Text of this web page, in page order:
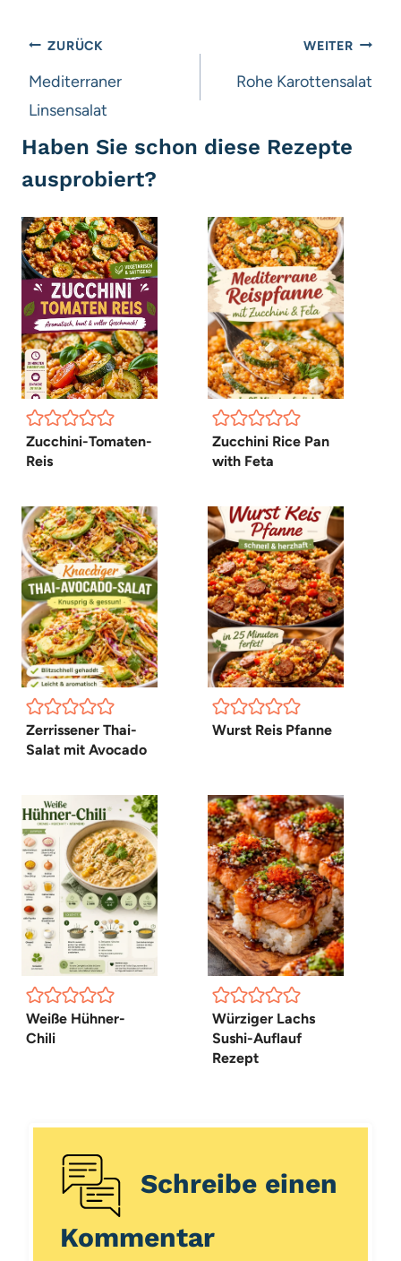
Beitragsnavigation
ZURÜCK
Mediterraner
Linsensalat
WEITER
Rohe Karottensalat
Haben Sie schon diese Rezepte
ausprobiert?
Zucchini-Tomaten-
Reis
Zucchini Rice Pan
with Feta
Zerrissener Thai-
Salat mit Avocado
Wurst Reis Pfanne
Weiße Hühner-
Chili
Würziger Lachs
Sushi-Auflauf
Rezept
Schreibe einen
Kommentar